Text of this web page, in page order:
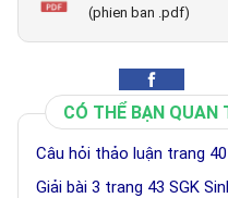
(phien ban .pdf)
CÓ THỂ BẠN QUAN
Câu hỏi thảo luận trang
Giải bài 3 trang 43 SGK